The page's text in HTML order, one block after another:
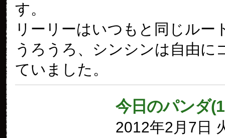
す。
リーリーはいつもと同じルー
うろうろ、シンシンは自由に
ていました。
今日のパンダ
2012年2月7日